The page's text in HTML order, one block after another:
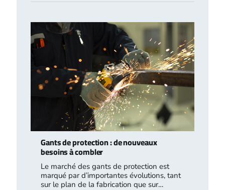
Gants de protection : de nouveaux
besoins à combler
Le marché des gants de protection est
marqué par d’importantes évolutions, tant
sur le plan de la fabrication que sur…